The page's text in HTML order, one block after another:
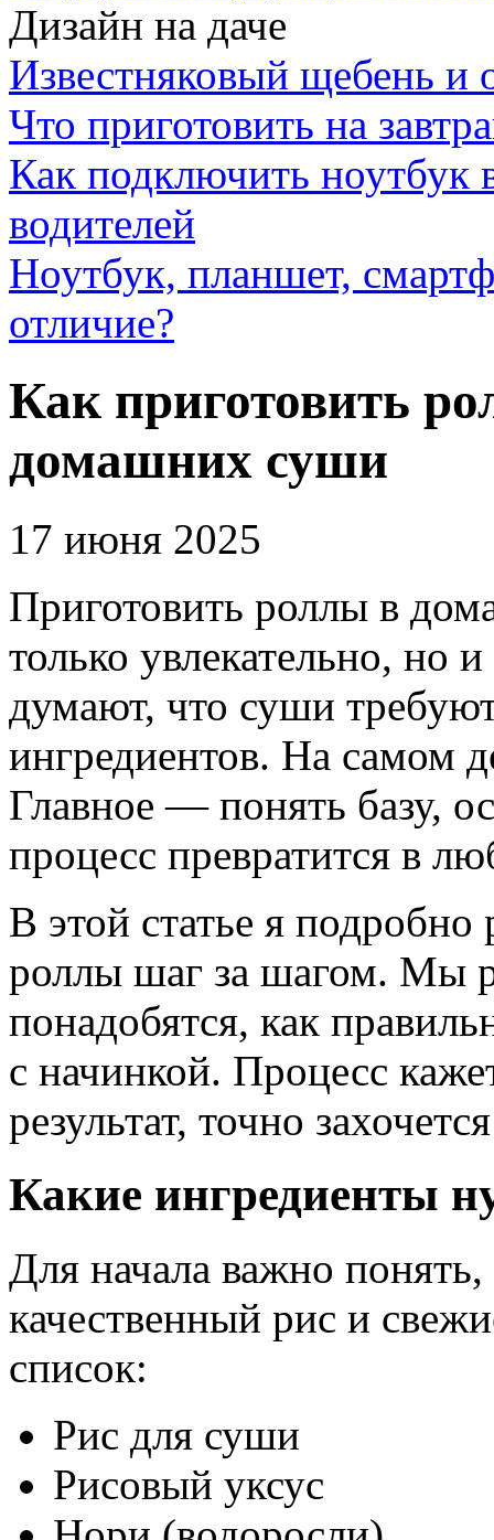
Дизайн на даче
Известняковый щебень и
Что приготовить на
Как подключить ноутбук
водителей
Ноутбук, планшет,
отличие?
Как приготовить
домашних суши
17 июня 2025
Приготовить роллы в
только увлекательно, но
думают, что суши
ингредиентов. На самом
Главное — понять базу,
процесс превратится в
В этой статье я подробно
роллы шаг за шагом. Мы
понадобятся, как
с начинкой. Процесс
результат, точно
Какие ингредиенты
Для начала важно
качественный рис и
список:
Рис для суши
Рисовый уксус